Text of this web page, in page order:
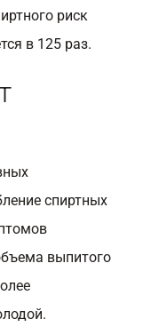
риск
в 125 раз.
спиртных
выпитого